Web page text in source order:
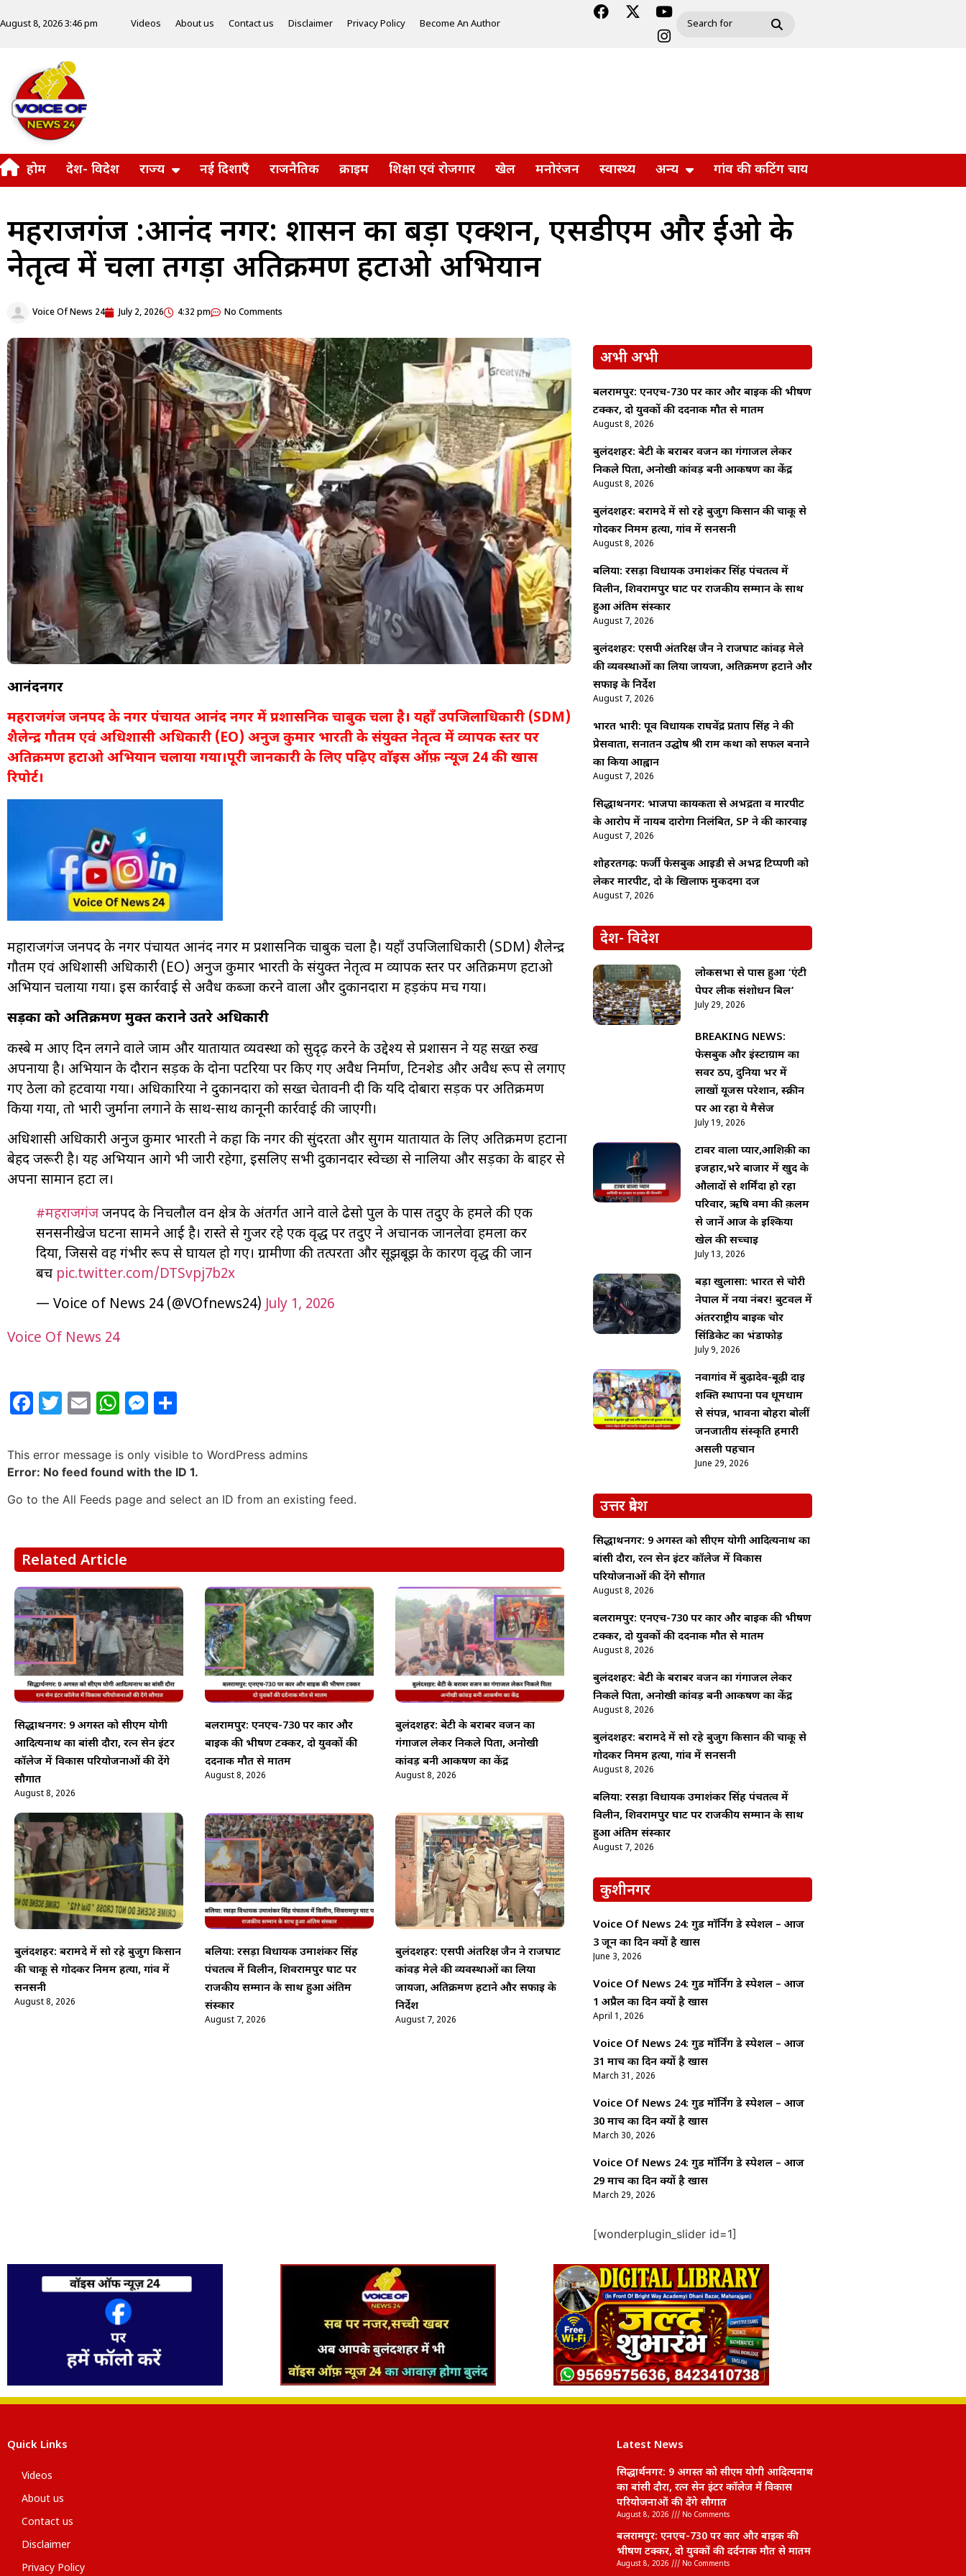
August 8, 2026 3:46 pm Videos About us Contact us Disclaimer Privacy Policy Become An Author
होम देश- विदेश राज्य नई दिशाएँ राजनैतिक क्राइम शिक्षा एवं रोजगार खेल मनोरंजन स्वास्थ्य अन्य गांव की कटिंग चाय
महराजगंज :आनंद नगर: प्रशासन का बड़ा एक्शन, एसडीएम और ईओ के
नेतृत्व में चला तगड़ा अतिक्रमण हटाओ अभियान
Voice Of News 24 July 2, 2026 4:32 pm No Comments
आनंदनगर
महराजगंज जनपद के नगर पंचायत आनंद नगर में प्रशासनिक चाबुक चला है। यहाँ उपजिलाधिकारी (SDM)
शैलेन्द्र गौतम एवं अधिशासी अधिकारी (EO) अनुज कुमार भारती के संयुक्त नेतृत्व में व्यापक स्तर पर
अतिक्रमण हटाओ अभियान चलाया गया।पूरी जानकारी के लिए पढ़िए वाॅइस ऑफ़ न्यूज 24 की खास
रिपोर्ट।
महाराजगंज जनपद के नगर पंचायत आनंद नगर में प्रशासनिक चाबुक चला है। यहाँ उपजिलाधिकारी (SDM) शैलेन्द्र
गौतम एवं अधिशासी अधिकारी (EO) अनुज कुमार भारती के संयुक्त नेतृत्व में व्यापक स्तर पर अतिक्रमण हटाओ
अभियान चलाया गया। इस कार्रवाई से अवैध कब्जा करने वालों और दुकानदारों में हड़कंप मच गया।
सड़कों को अतिक्रमण मुक्त कराने उतरे अधिकारी
कस्बे में आए दिन लगने वाले जाम और यातायात व्यवस्था को सुदृढ़ करने के उद्देश्य से प्रशासन ने यह सख्त रुख
अपनाया है। अभियान के दौरान सड़क के दोनों पटरियों पर किए गए अवैध निर्माण, टिनशेड और अवैध रूप से लगाए
गए ठेलों को हटवाया गया। अधिकारियों ने दुकानदारों को सख्त चेतावनी दी कि यदि दोबारा सड़क पर अतिक्रमण
किया गया, तो भारी जुर्माना लगाने के साथ-साथ कानूनी कार्रवाई की जाएगी।
अधिशासी अधिकारी अनुज कुमार भारती ने कहा कि नगर की सुंदरता और सुगम यातायात के लिए अतिक्रमण हटाना
बेहद जरूरी है। यह अभियान आगे भी जारी रहेगा, इसलिए सभी दुकानदार स्वेच्छा से नालियों और सड़कों के बाहर से
अपना सामान हटा लें।
#महराजगंज जनपद के निचलौल वन क्षेत्र के अंतर्गत आने वाले ढेसो पुल के पास तेंदुए के हमले की एक
सनसनीखेज घटना सामने आई है। रास्ते से गुजर रहे एक वृद्ध पर तेंदुए ने अचानक जानलेवा हमला कर
दिया, जिससे वह गंभीर रूप से घायल हो गए। ग्रामीणों की तत्परता और सूझबूझ के कारण वृद्ध की जान
बच pic.twitter.com/DTSvpj7b2x
— Voice of News 24 (@VOfnews24)July 1, 2026
Voice Of News 24
Facebook
Twitter
EmailWhatsApp
Messenger
This error message is only visible to WordPress admins
Error: No feed found with the ID 1.
Go to the All Feeds page and select an ID from an existing feed.
Related Article
सिद्धार्थनगर: 9 अगस्त को सीएम योगी
आदित्यनाथ का बांसी दौरा, रत्न सेन इंटर
कॉलेज में विकास परियोजनाओं की देंगे
सौगात
August 8, 2026
बलरामपुर: एनएच-730 पर कार और
बाइक की भीषण टक्कर, दो युवकों की
दर्दनाक मौत से मातम
August 8, 2026
बुलंदशहर: बेटी के बराबर वजन का
गंगाजल लेकर निकले पिता, अनोखी
कांवड़ बनी आकर्षण का केंद्र
August 8, 2026
बुलंदशहर: बरामदे में सो रहे बुजुर्ग किसान
की चाकू से गोदकर निर्मम हत्या, गांव में
सनसनी
August 8, 2026
बलिया: रसड़ा विधायक उमाशंकर सिंह
पंचतत्व में विलीन, शिवरामपुर घाट पर
राजकीय सम्मान के साथ हुआ अंतिम
संस्कार
August 7, 2026
बुलंदशहर: एसपी अंतरिक्ष जैन ने राजघाट
कांवड़ मेले की व्यवस्थाओं का लिया
जायजा, अतिक्रमण हटाने और सफाई के
निर्देश
August 7, 2026
अभी अभी
बलरामपुर: एनएच-730 पर कार और बाइक की भीषण
टक्कर, दो युवकों की दर्दनाक मौत से मातम
August 8, 2026
बुलंदशहर: बेटी के बराबर वजन का गंगाजल लेकर
निकले पिता, अनोखी कांवड़ बनी आकर्षण का केंद्र
August 8, 2026
बुलंदशहर: बरामदे में सो रहे बुजुर्ग किसान की चाकू से
गोदकर निर्मम हत्या, गांव में सनसनी
August 8, 2026
बलिया: रसड़ा विधायक उमाशंकर सिंह पंचतत्व में
विलीन, शिवरामपुर घाट पर राजकीय सम्मान के साथ
हुआ अंतिम संस्कार
August 7, 2026
बुलंदशहर: एसपी अंतरिक्ष जैन ने राजघाट कांवड़ मेले
की व्यवस्थाओं का लिया जायजा, अतिक्रमण हटाने और
सफाई के निर्देश
August 7, 2026
भारत भारी: पूर्व विधायक राघवेंद्र प्रताप सिंह ने की
प्रेसवार्ता, सनातन उद्घोष श्री राम कथा को सफल बनाने
का किया आह्वान
August 7, 2026
सिद्धार्थनगर: भाजपा कार्यकर्ता से अभद्रता व मारपीट
के आरोप में नायब दारोगा निलंबित, SP ने की कार्रवाई
August 7, 2026
शोहरतगढ़: फर्जी फेसबुक आईडी से अभद्र टिप्पणी को
लेकर मारपीट, दो के खिलाफ मुकदमा दर्ज
August 7, 2026
देश- विदेश
लोकसभा से पास हुआ ‘एंटी
पेपर लीक संशोधन बिल’
July 29, 2026
BREAKING NEWS:
फेसबुक और इंस्टाग्राम का
सर्वर ठप, दुनिया भर में
लाखों यूजर्स परेशान, स्क्रीन
पर आ रहा ये मैसेज
July 19, 2026
टावर वाला प्यार,आशिक़ी का
इजहार,भरे बाजार में खुद के
औलादों से शर्मिंदा हो रहा
परिवार, ऋषि वर्मा की क़लम
से जानें आज के इश्किया
खेल की सच्चाई
July 13, 2026
बड़ा खुलासा: भारत से चोरी
नेपाल में नया नंबर! बुटवल में
अंतरराष्ट्रीय बाइक चोर
सिंडिकेट का भंडाफोड़
July 9, 2026
नवागांव में बुढ़ादेव-बूढ़ी दाई
शक्ति स्थापना पर्व धूमधाम
से संपन्न, भावना बोहरा बोलीं
जनजातीय संस्कृति हमारी
असली पहचान
June 29, 2026
उत्तर प्रदेश
सिद्धार्थनगर: 9 अगस्त को सीएम योगी आदित्यनाथ का
बांसी दौरा, रत्न सेन इंटर कॉलेज में विकास
परियोजनाओं की देंगे सौगात
August 8, 2026
बलरामपुर: एनएच-730 पर कार और बाइक की भीषण
टक्कर, दो युवकों की दर्दनाक मौत से मातम
August 8, 2026
बुलंदशहर: बेटी के बराबर वजन का गंगाजल लेकर
निकले पिता, अनोखी कांवड़ बनी आकर्षण का केंद्र
August 8, 2026
बुलंदशहर: बरामदे में सो रहे बुजुर्ग किसान की चाकू से
गोदकर निर्मम हत्या, गांव में सनसनी
August 8, 2026
बलिया: रसड़ा विधायक उमाशंकर सिंह पंचतत्व में
विलीन, शिवरामपुर घाट पर राजकीय सम्मान के साथ
हुआ अंतिम संस्कार
August 7, 2026
कुशीनगर
Voice Of News 24: गुड माॅर्निंग डे स्पेशल – आज
3 जून का दिन क्यों है खास
June 3, 2026
Voice Of News 24: गुड माॅर्निंग डे स्पेशल – आज
1 अप्रैल का दिन क्यों है खास
April 1, 2026
Voice Of News 24: गुड माॅर्निंग डे स्पेशल – आज
31 मार्च का दिन क्यों है खास
March 31, 2026
Voice Of News 24: गुड माॅर्निंग डे स्पेशल – आज
30 मार्च का दिन क्यों है खास
March 30, 2026
Voice Of News 24: गुड माॅर्निंग डे स्पेशल – आज
29 मार्च का दिन क्यों है खास
March 29, 2026
[wonderplugin_slider id=1]
Quick Links
Videos
About us
Contact us
Disclaimer
Privacy Policy
Latest News
सिद्धार्थनगर: 9 अगस्त को सीएम योगी आदित्यनाथ
का बांसी दौरा, रत्न सेन इंटर कॉलेज में विकास
परियोजनाओं की देंगे सौगात
August 8, 2026 No Comments
बलरामपुर: एनएच-730 पर कार और बाइक की
भीषण टक्कर, दो युवकों की दर्दनाक मौत से मातम
August 8, 2026 No Comments